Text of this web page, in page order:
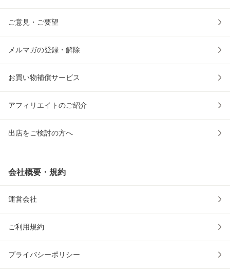
ご意見・ご要望
メルマガの登録・解除
お買い物補償サービス
アフィリエイトのご紹介
出店をご検討の方へ
会社概要・規約
運営会社
ご利用規約
プライバシーポリシー